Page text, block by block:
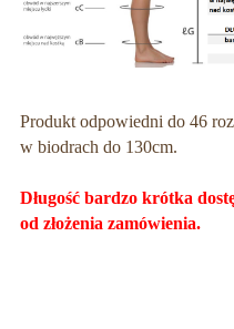
Produkt odpowiedni do 46
w biodrach do 130cm.
Długość bardzo krótka
od złożenia zamówienia.